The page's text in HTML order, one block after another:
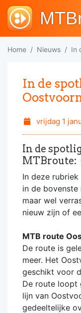
Home Nieuws In
In de
vrijdag 1
In de
MTBroute:
In deze
in de bovenste
maar wel
nieuw zijn of
MTB route
De route is
meer. Het
geschikt voor
De route loopt
lijn van
gedeeltelijke